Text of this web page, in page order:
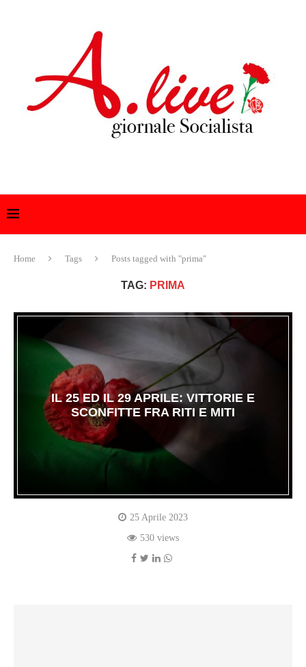
Home Tags Posts tagged with "prima"
TAG: PRIMA
IL 25 ED IL 29 APRILE: VITTORIE E
SCONFITTE FRA RITI E MITI
25 Aprile 2023
530 views